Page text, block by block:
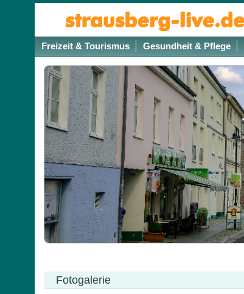
Freizeit & Tourismus Gesundheit & Pflege
Fotogalerie